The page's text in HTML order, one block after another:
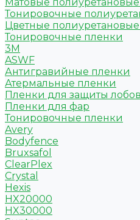
Тонировочные
Цветные
Тонировочные пленки
3M
ASWF
Антигравийные пленки
Атермальные пленки
Пленки для защиты
Пленки для фар
Тонировочные пленки
Avery
Bodyfence
Bruxsafol
ClearPlex
Crystal
Hexis
HX20000
HX30000